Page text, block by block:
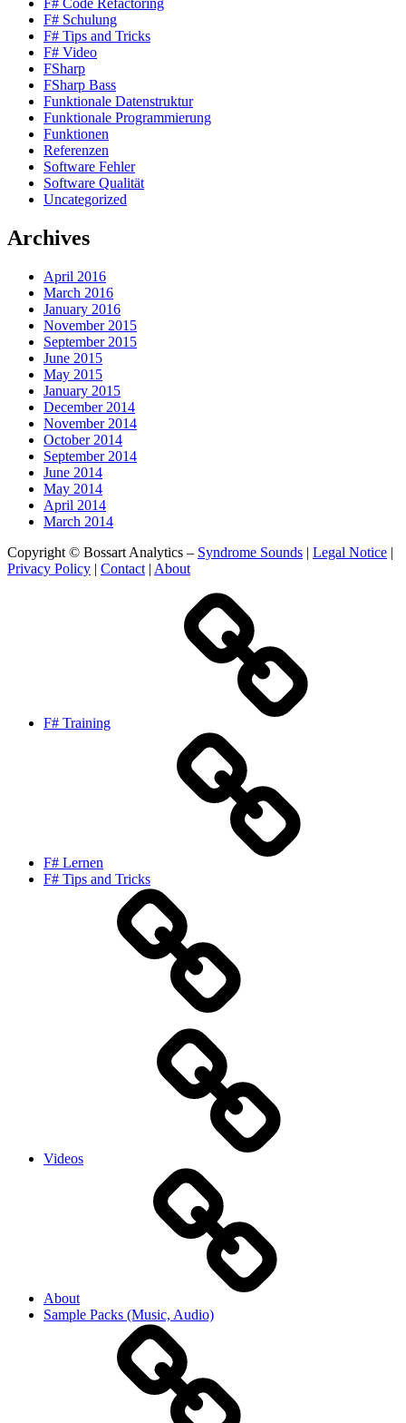
F# Code Refactoring
F# Schulung
F# Tips and Tricks
F# Video
FSharp
FSharp Bass
Funktionale Datenstruktur
Funktionale Programmierung
Funktionen
Referenzen
Software Fehler
Software Qualität
Uncategorized
Archives
April 2016
March 2016
January 2016
November 2015
September 2015
June 2015
May 2015
January 2015
December 2014
November 2014
October 2014
September 2014
June 2014
May 2014
April 2014
March 2014
Copyright © Bossart Analytics – Syndrome Sounds | Legal Notice |
Privacy Policy | Contact | About
F# Training
F# Lernen
F# Tips and Tricks
Videos
About
Sample Packs (Music, Audio)